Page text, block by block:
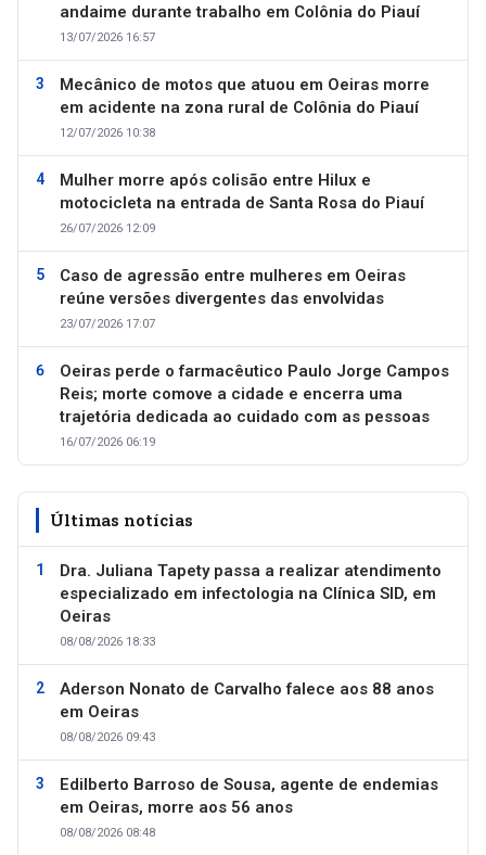
andaime durante trabalho em Colônia do Piauí
13/07/2026 16:57
Mecânico de motos que atuou em Oeiras morre
em acidente na zona rural de Colônia do Piauí
12/07/2026 10:38
Mulher morre após colisão entre Hilux e
motocicleta na entrada de Santa Rosa do Piauí
26/07/2026 12:09
Caso de agressão entre mulheres em Oeiras
reúne versões divergentes das envolvidas
23/07/2026 17:07
Oeiras perde o farmacêutico Paulo Jorge Campos
Reis; morte comove a cidade e encerra uma
trajetória dedicada ao cuidado com as pessoas
16/07/2026 06:19
Últimas notícias
Dra. Juliana Tapety passa a realizar atendimento
especializado em infectologia na Clínica SID, em
Oeiras
08/08/2026 18:33
Aderson Nonato de Carvalho falece aos 88 anos
em Oeiras
08/08/2026 09:43
Edilberto Barroso de Sousa, agente de endemias
em Oeiras, morre aos 56 anos
08/08/2026 08:48